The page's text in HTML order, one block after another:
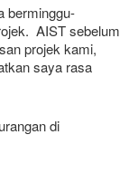
berminggu-
AIST sebelum
projek kami,
saya rasa
di